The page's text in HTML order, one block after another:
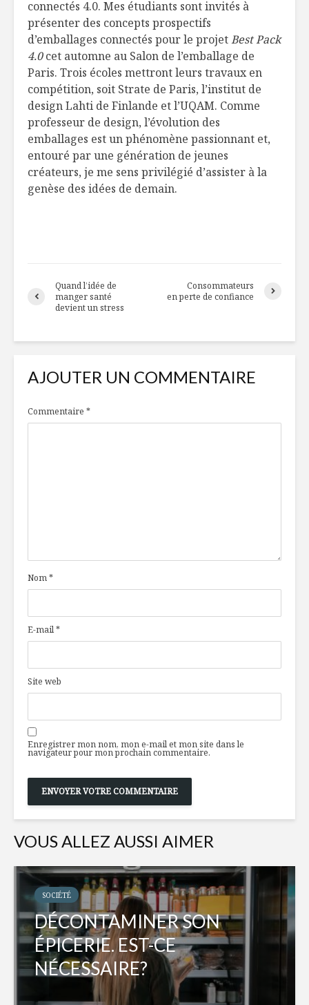
connectés 4.0. Mes étudiants sont invités à
présenter des concepts prospectifs
d’emballages connectés pour le projetBest Pack
4.0cet automne au Salon de l’emballage de
Paris. Trois écoles mettront leurs travaux en
compétition, soit Strate de Paris, l’institut de
design Lahti de Finlande et l’UQAM. Comme
professeur de design, l’évolution des
emballages est un phénomène passionnant et,
entouré par une génération de jeunes
créateurs, je me sens privilégié d’assister à la
genèse des idées de demain.
Quand l’idée de
manger santé
devient un stress
Consommateurs
en perte de confiance
AJOUTER UN COMMENTAIRE
Commentaire *
Nom*
E-mail*
Site web
Enregistrer mon nom, mon e-mail et mon site dans le
navigateur pour mon prochain commentaire.
VOUS ALLEZ AUSSI AIMER
SOCIÉTÉ
DÉCONTAMINER SON
ÉPICERIE. EST-CE
NÉCESSAIRE?